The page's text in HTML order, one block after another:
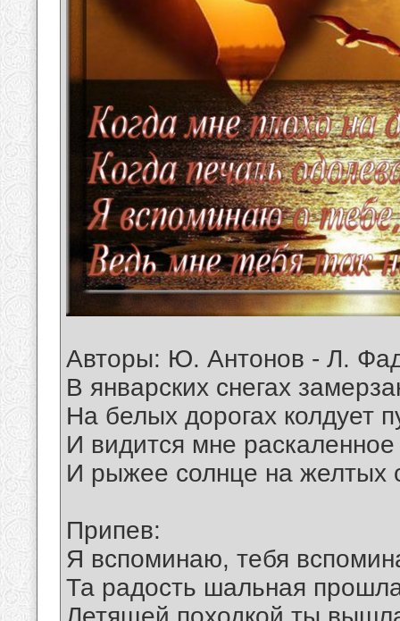
Авторы: Ю. Антонов - Л.
В январских снегах
На белых дорогах колдует
И видится мне раскаленное
И рыжее солнце на желтых
Припев:
Я вспоминаю, тебя
Та радость шальная